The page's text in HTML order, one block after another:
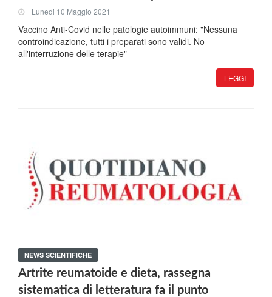
Lunedi 10 Maggio 2021
Vaccino Anti-Covid nelle patologie autoimmuni: "Nessuna
controindicazione, tutti i preparati sono validi. No
all'interruzione delle terapie"
LEGGI
NEWS SCIENTIFICHE
Artrite reumatoide e dieta, rassegna
sistematica di letteratura fa il punto